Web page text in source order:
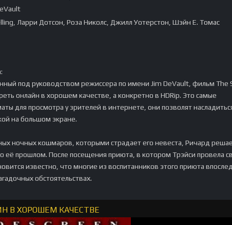
Ларри Дотсон, Роза Николс, Джилл Уотерстон, Шэйн Е. Томас
под руководством режиссера по имени Jim DeVault, фильм The
онлайн в хорошем качестве, а конкретно в HDRip. Это самые
для просмотра у зрителей в интернете, они позволят
на большом экране.
ночных кошмаров, которыми страдает его невеста, Ричард
её прошлом. После посещения приюта, в котором Трэйси провела
известно, что многие из воспитанников этого приюта
обстоятельствах.
В ХОРОШЕМ КАЧЕСТВЕ